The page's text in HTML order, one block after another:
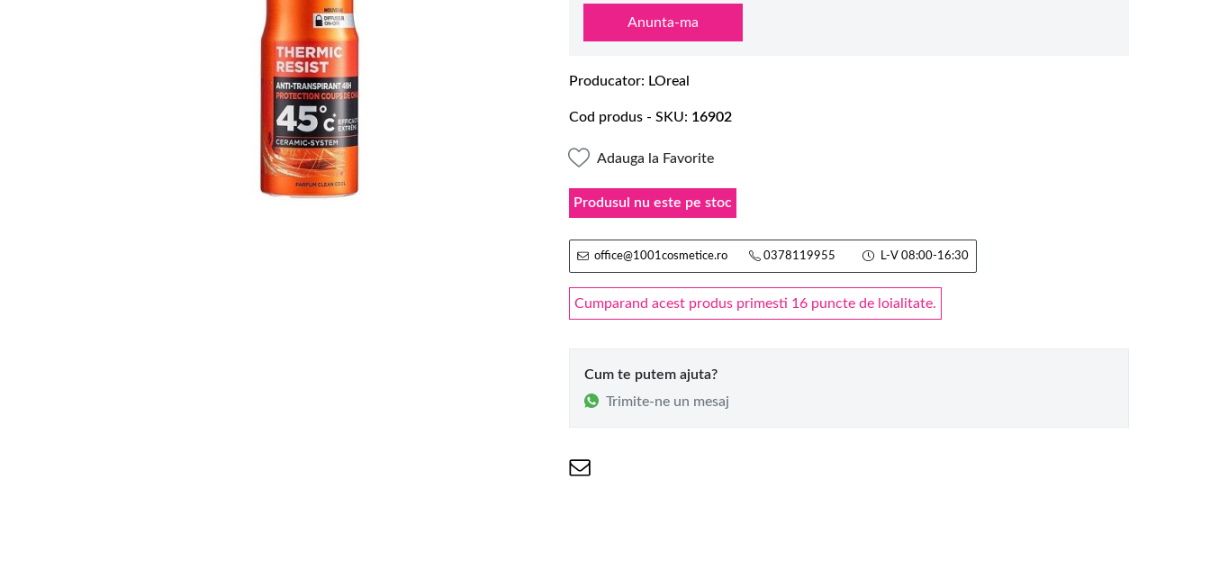
Anunta-ma
Producator LOreal
Cod produs - SKU 16902
Adauga la Favorite
Produsul nu este pe stoc
office@1001cosmetice.ro 0378119955 L-V 08:00-16:30
Cumparand acest produs primesti 16 puncte de loialitate.
Cum te putem ajuta?
Trimite-ne un mesaj